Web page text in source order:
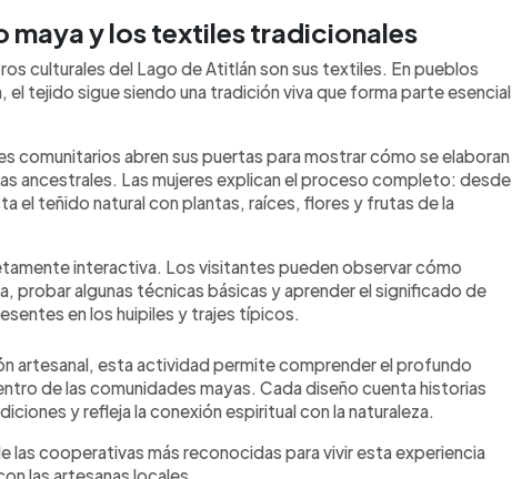
maya y los textiles tradicionales
culturales del Lago de Atitlán son sus textiles. En pueblos
el tejido sigue siendo una tradición viva que forma parte esencial
comunitarios abren sus puertas para mostrar cómo se elaboran
ancestrales. Las mujeres explican el proceso completo: desde
el teñido natural con plantas, raíces, flores y frutas de la
interactiva. Los visitantes pueden observar cómo
probar algunas técnicas básicas y aprender el significado de
en los huipiles y trajes típicos.
artesanal, esta actividad permite comprender el profundo
de las comunidades mayas. Cada diseño cuenta historias
y refleja la conexión espiritual con la naturaleza.
las cooperativas más reconocidas para vivir esta experiencia